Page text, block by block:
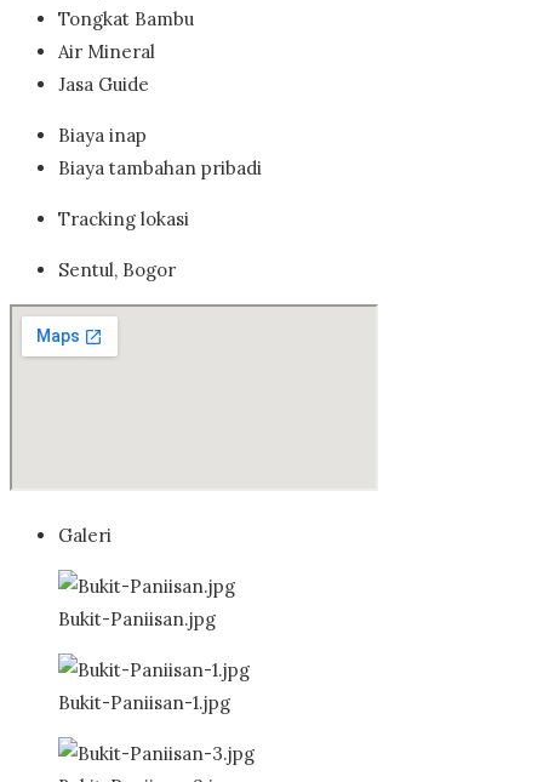
Tongkat Bambu
Air Mineral
Jasa Guide
Biaya inap
Biaya tambahan pribadi
Tracking lokasi
Sentul, Bogor
Galeri
Bukit-Paniisan.jpg
Bukit-Paniisan-1.jpg